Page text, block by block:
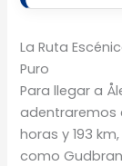
La Ruta
Puro
Para llegar a
adentraremos
horas y 193
como